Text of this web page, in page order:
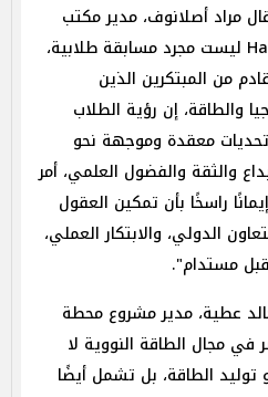
مراد أصلانوف، مدير مكتب
روساتوم في مصر: "HackAtom ليست مجرد مسابقة طلابية،
من المبتكرين الذين
والطاقة، إن رؤية الطلاب
معقدة وموجهة نحو
والثقة والفضول العلمي، أمر
راسخًا بأن تمكين العقول
الدولي، والابتكار العملي،
مستدام".
عطية، مدير مشروع محطة
في مجال الطاقة النووية لا
توليد الطاقة، بل تشمل أيضًا